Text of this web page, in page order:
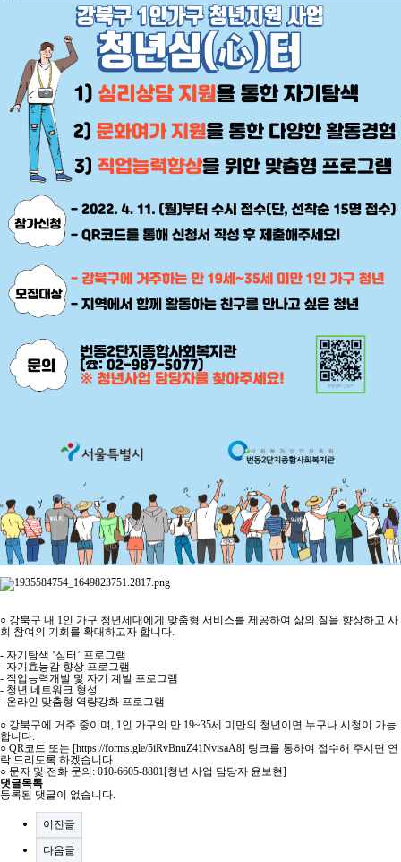
○ 강북구 내 1인 가구 청년세대에게 맞춤형 서비스를 제공하여 삶의 질을 향상하고 사
회 참여의 기회를 확대하고자 합니다.
- 자기탐색 ‘심터’ 프로그램
- 자기효능감 향상 프로그램
- 직업능력개발 및 자기 계발 프로그램
- 청년 네트워크 형성
- 온라인 맞춤형 역량강화 프로그램
○ 강북구에 거주 중이며, 1인 가구의 만 19~35세 미만의 청년이면 누구나 시청이 가능
합니다.
○ QR코드 또는 [https://forms.gle/5iRvBnuZ41NvisaA8] 링크를 통하여 접수해 주시면 연
락 드리도록 하겠습니다.
○ 문자 및 전화 문의: 010-6605-8801[청년 사업 담당자 윤보현]
댓글목록
등록된 댓글이 없습니다.
이전글
다음글